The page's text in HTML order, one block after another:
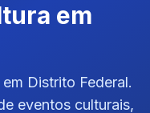
em
Distrito Federal.
eventos culturais,